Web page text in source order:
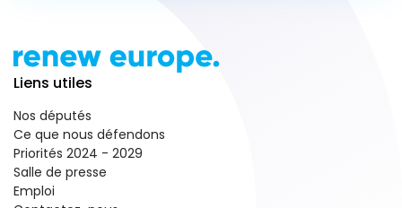
Liens utiles
Nos députés
Ce que nous défendons
Priorités 2024 - 2029
Salle de presse
Emploi